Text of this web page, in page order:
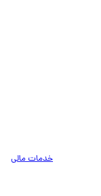
خدمات مالی